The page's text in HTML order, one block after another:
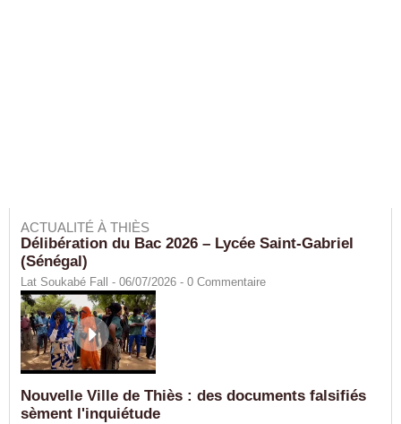
ACTUALITÉ À THIÈS
Délibération du Bac 2026 – Lycée Saint-Gabriel
(Sénégal)
Lat Soukabé Fall - 06/07/2026 - 0 Commentaire
Nouvelle Ville de Thiès : des documents falsifiés
sèment l'inquiétude